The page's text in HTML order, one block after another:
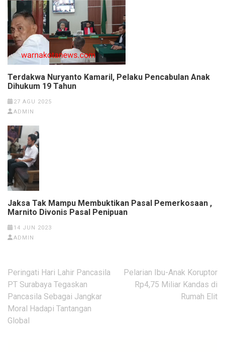
Terdakwa Nuryanto Kamaril, Pelaku Pencabulan Anak
Dihukum 19 Tahun
27 AGU 2025
ADMIN
Jaksa Tak Mampu Membuktikan Pasal Pemerkosaan ,
Marnito Divonis Pasal Penipuan
14 JUN 2023
ADMIN
Navigasi
pos
Peringati Hari Lahir Pancasila
PT Surabaya Tegaskan
Pancasila Sebagai Jangkar
Moral Hadapi Tantangan
Global
Pelarian Ibu-Anak Koruptor
Rp4,75 Miliar Kandas di
Rumah Elit